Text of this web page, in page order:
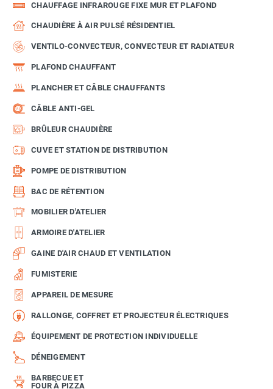
CHAUFFAGE INFRAROUGE FIXE MUR ET PLAFOND
CHAUDIÈRE À AIR PULSÉ RÉSIDENTIEL
VENTILO-CONVECTEUR, CONVECTEUR ET RADIATEUR
PLAFOND CHAUFFANT
PLANCHER ET CÂBLE CHAUFFANTS
CÂBLE ANTI-GEL
BRÛLEUR CHAUDIÈRE
CUVE ET STATION DE DISTRIBUTION
POMPE DE DISTRIBUTION
BAC DE RÉTENTION
MOBILIER D'ATELIER
ARMOIRE D'ATELIER
GAINE D'AIR CHAUD ET VENTILATION
FUMISTERIE
APPAREIL DE MESURE
RALLONGE, COFFRET ET PROJECTEUR ÉLECTRIQUES
ÉQUIPEMENT DE PROTECTION INDIVIDUELLE
DÉNEIGEMENT
BARBECUE ET
FOUR À PIZZA